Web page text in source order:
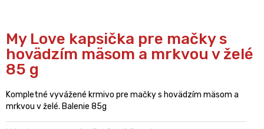
My Love kapsička pre mačky s
hovädzím mäsom a mrkvou v želé
85 g
Kompletné vyvážené krmivo pre mačky s hovädzím mäsom a
mrkvou v želé. Balenie 85g